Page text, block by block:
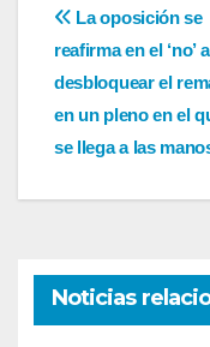
de
La oposición se
reafirma en el ‘no’ a
desbloquear el
en un pleno en el
se llega a las
Noticias